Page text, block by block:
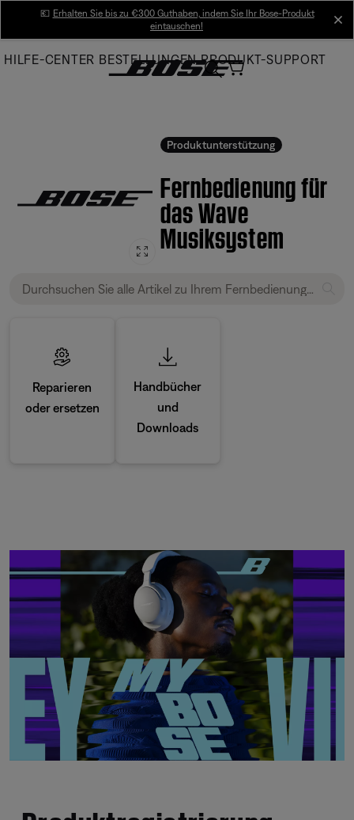
Main
💶 Erhalten Sie bis zu €300 Guthaben, indem Sie Ihr Bose-Produkt
eintauschen!
HILFE-CENTER BESTELLUNGEN PRODUKT-SUPPORT
Produktunterstützung
Fernbedienung für
das Wave
Musiksystem
Reparieren
oder ersetzen
Handbücher
und
Downloads